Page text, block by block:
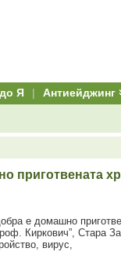
Я | Антиейджинг
приготвената